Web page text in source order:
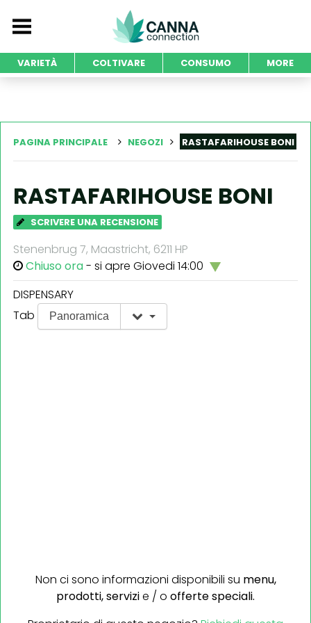
VARIETÀ COLTIVARE CONSUMO MORE
PAGINA PRINCIPALE NEGOZI RASTAFARIHOUSE BONI
RASTAFARIHOUSE BONI
SCRIVERE UNA RECENSIONE
Stenenbrug 7, Maastricht, 6211 HP
Chiuso ora- si apre Giovedi 14:00
DISPENSARY
Tab
Panoramica
Non ci sono informazioni disponibili su menu,
prodotti,servizie / o offerte speciali.